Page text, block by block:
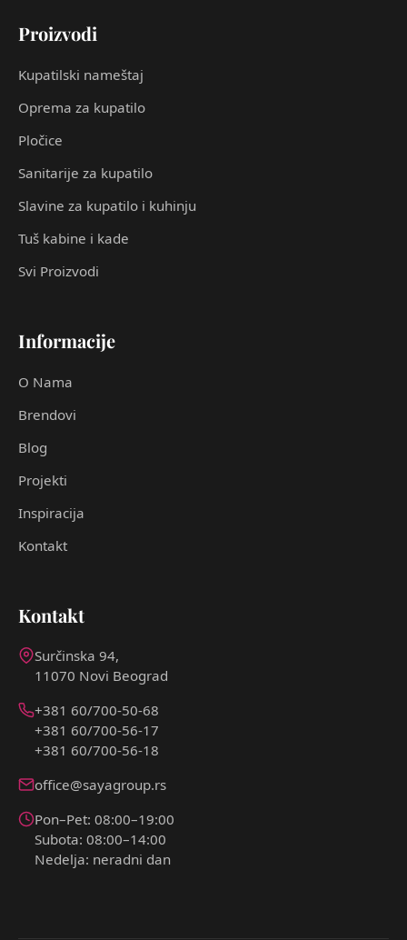
Proizvodi
Kupatilski nameštaj
Oprema za kupatilo
Pločice
Sanitarije za kupatilo
Slavine za kupatilo i kuhinju
Tuš kabine i kade
Svi Proizvodi
Informacije
O Nama
Brendovi
Blog
Projekti
Inspiracija
Kontakt
Kontakt
Surčinska 94,
11070 Novi Beograd
+381 60/700-50-68
+381 60/700-56-17
+381 60/700-56-18
office@sayagroup.rs
Pon–Pet: 08:00–19:00
Subota: 08:00–14:00
Nedelja: neradni dan